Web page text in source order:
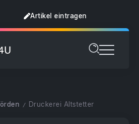
Artikel eintragen
/ Druckerei Altstetter